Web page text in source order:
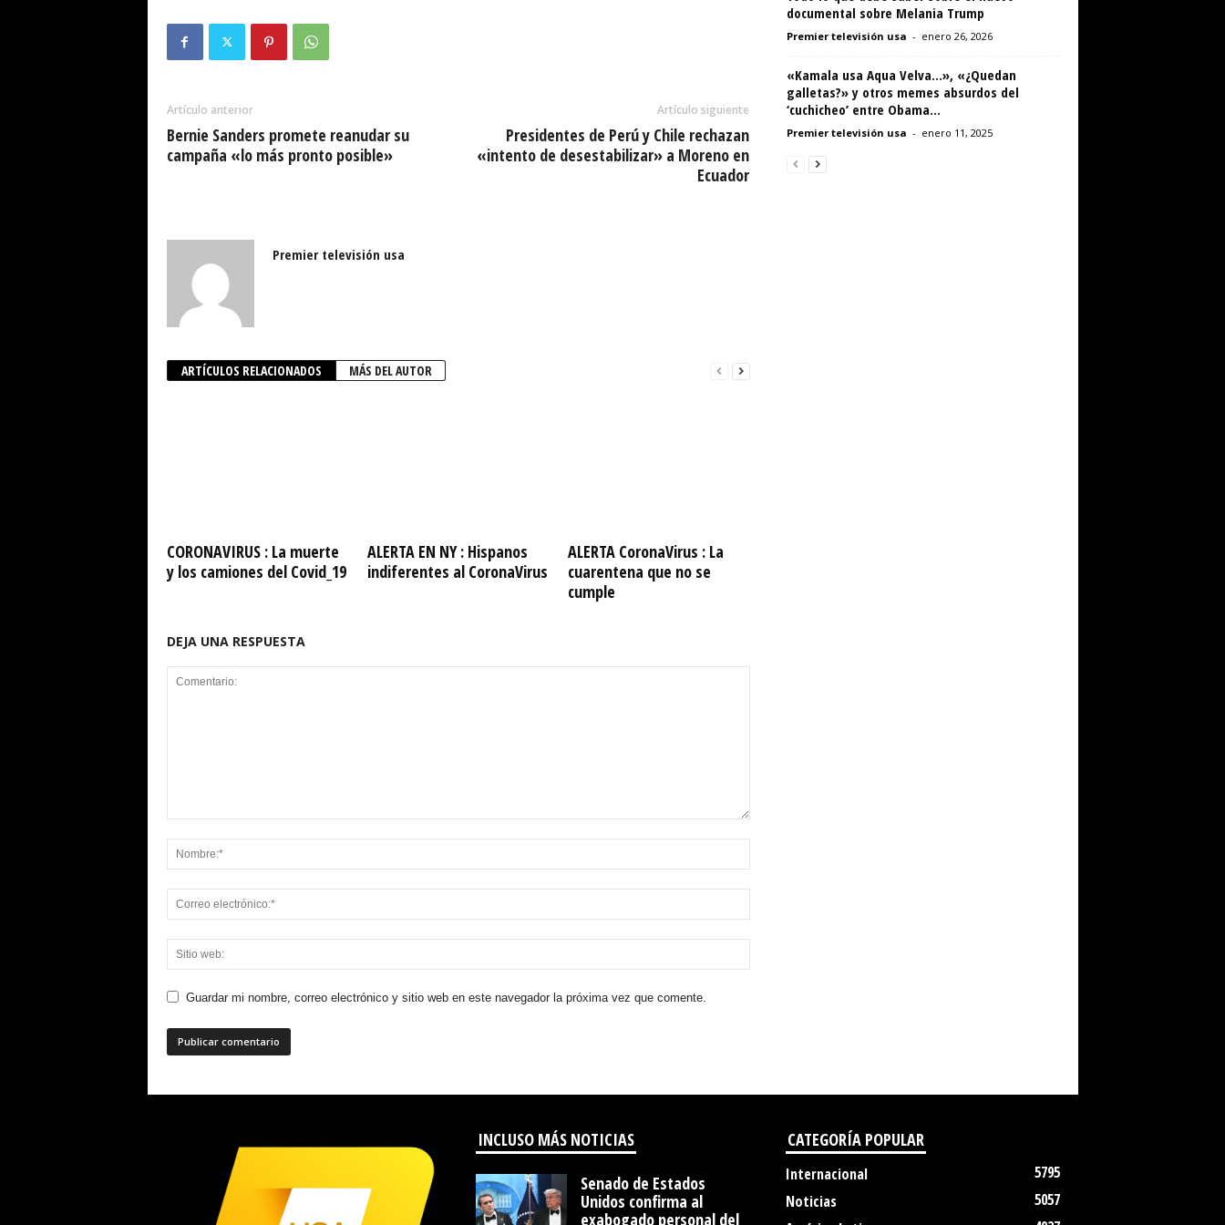
Artículo anterior
Bernie Sanders promete reanudar su
campaña «lo más pronto posible»
Artículo siguiente
Presidentes de Perú y Chile rechazan
«intento de desestabilizar» a Moreno en
Ecuador
Premier televisión usa
ARTÍCULOS RELACIONADOS MÁS DEL AUTOR
CORONAVIRUS : La muerte
y los camiones del Covid_19
ALERTA EN NY : Hispanos
indiferentes al CoronaVirus
ALERTA CoronaVirus : La
cuarentena que no se
cumple
DEJA UNA RESPUESTA
Guardar mi nombre, correo electrónico y sitio web en este navegador la próxima vez que comente.
documental sobre Melania Trump
Premier televisión usa - enero 26, 2026
«Kamala usa Aqua Velva…», «¿Quedan
galletas?» y otros memes absurdos del
‘cuchicheo’ entre Obama...
Premier televisión usa - enero 11, 2025
INCLUSO MÁS NOTICIAS
Senado de Estados
Unidos confirma al
exabogado personal del
CATEGORÍA POPULAR
Internacional
5795
Noticias
5057